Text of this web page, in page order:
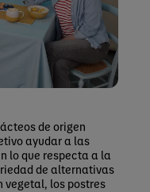
de origen
ayudar a las
lo que respecta a la
de alternativas
vegetal, los postres